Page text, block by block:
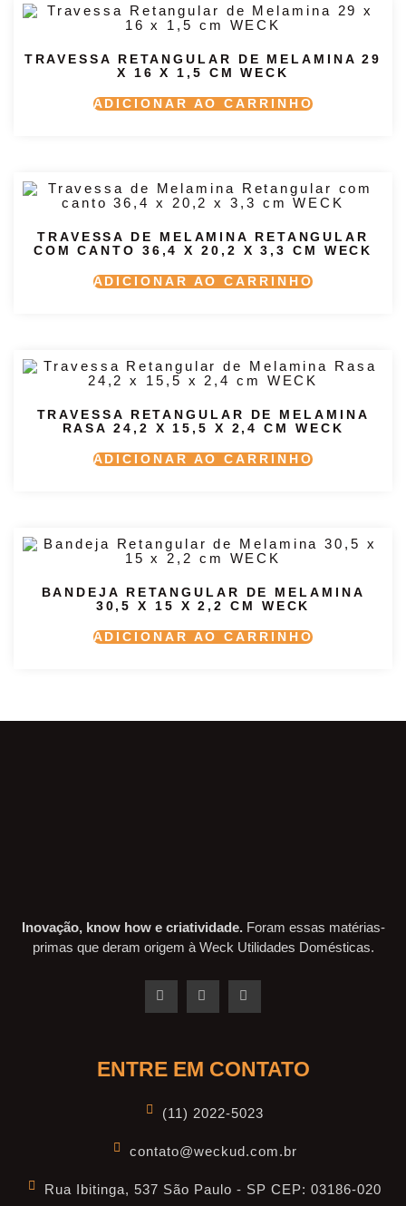
TRAVESSA RETANGULAR DE MELAMINA 29
X 16 X 1,5 CM WECK
ADICIONAR AO CARRINHO
TRAVESSA DE MELAMINA RETANGULAR
COM CANTO 36,4 X 20,2 X 3,3 CM WECK
ADICIONAR AO CARRINHO
TRAVESSA RETANGULAR DE MELAMINA
RASA 24,2 X 15,5 X 2,4 CM WECK
ADICIONAR AO CARRINHO
BANDEJA RETANGULAR DE MELAMINA
30,5 X 15 X 2,2 CM WECK
ADICIONAR AO CARRINHO
Inovação, know how e criatividade. Foram essas matérias-
primas que deram origem à Weck Utilidades Domésticas.
ENTRE EM CONTATO
(11) 2022-5023
contato@weckud.com.br
Rua Ibitinga, 537 São Paulo - SP CEP: 03186-020